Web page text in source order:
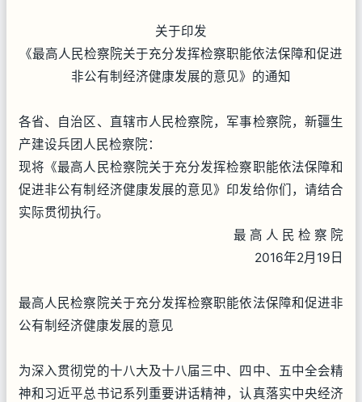
关于印发
《最高人民检察院关于充分发挥检察职能依法保障和促进
非公有制经济健康发展的意见》的通知
各省、自治区、直辖市人民检察院，军事检察院，新疆生
产建设兵团人民检察院：
现将《最高人民检察院关于充分发挥检察职能依法保障和
促进非公有制经济健康发展的意见》印发给你们，请结合
实际贯彻执行。
最 高 人 民 检 察 院
2016年2月19日
最高人民检察院关于充分发挥检察职能依法保障和促进非
公有制经济健康发展的意见
为深入贯彻党的十八大及十八届三中、四中、五中全会精
神和习近平总书记系列重要讲话精神，认真落实中央经济